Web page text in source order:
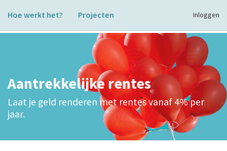
Hoe werkt het? Projecten Inloggen
Aantrekkelijke rentes
Laat je geld renderen met rentes vanaf 4% per
jaar.